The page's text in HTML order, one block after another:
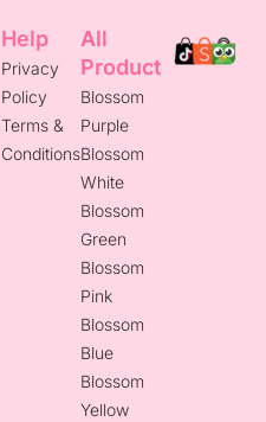
Help
Privacy
Policy
Terms &
Conditions
All
Product
Blossom
Purple
Blossom
White
Blossom
Green
Blossom
Pink
Blossom
Blue
Blossom
Yellow